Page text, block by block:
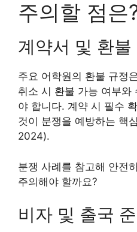
주의할 점은
계약서 및 환불
주요 어학원의 환불 규정
취소 시 환불 가능 여부와
야 합니다. 계약 시 필수
것이 분쟁을 예방하는 핵
2024).
분쟁 사례를 참고해 안전
주의해야 할까요?
비자 및 출국